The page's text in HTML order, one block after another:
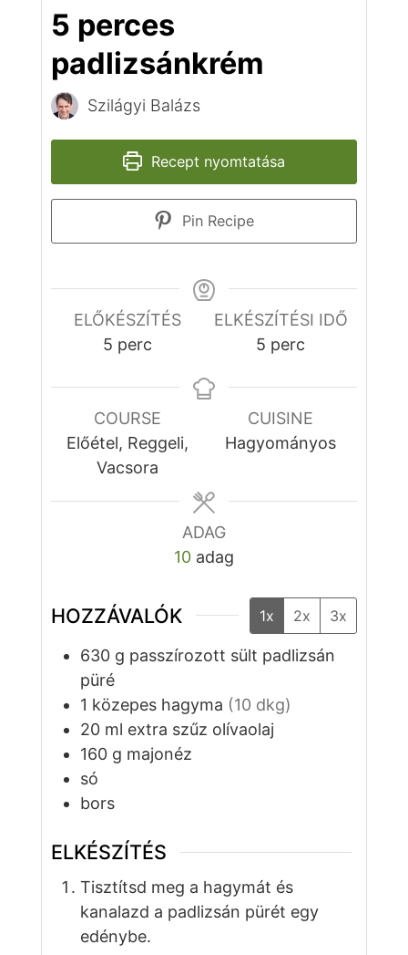
5 perces
padlizsánkrém
Szilágyi Balázs
Recept nyomtatása
Pin Recipe
ELŐKÉSZÍTÉS
5perc
perc
ELKÉSZÍTÉSI IDŐ
5 perc
perc
COURSE
Előétel, Reggeli,
Vacsora
CUISINE
Hagyományos
ADAG
10 adag
HOZZÁVALÓK 1x 2x 3x
630 g passzírozott sült padlizsán
püré
1 közepes hagyma (10 dkg)
20 ml extra szűz olívaolaj
160 g majonéz
só
bors
ELKÉSZÍTÉS
Tisztítsd meg a hagymát és
kanalazd a padlizsán pürét egy
edénybe.